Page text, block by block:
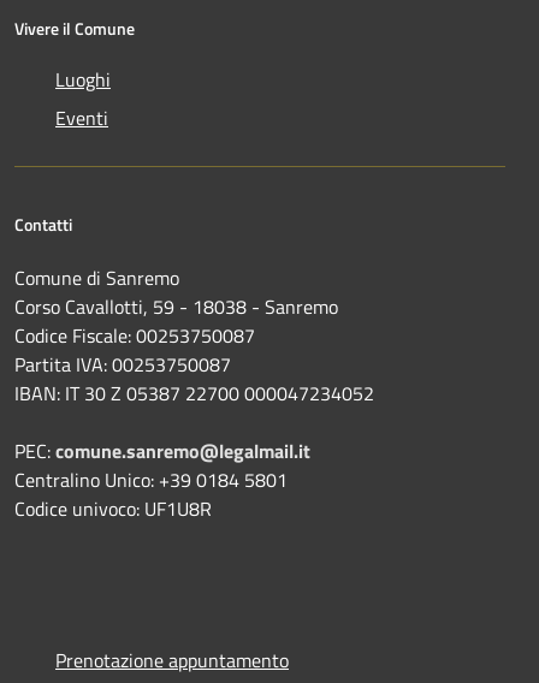
Vivere il Comune
Luoghi
Eventi
Contatti
Comune di Sanremo
Corso Cavallotti, 59 - 18038 - Sanremo
Codice Fiscale: 00253750087
Partita IVA: 00253750087
IBAN: IT 30 Z 05387 22700 000047234052
PEC:comune.sanremo@legalmail.it
Centralino Unico: +39 0184 5801
Codice univoco: UF1U8R
Prenotazione appuntamento